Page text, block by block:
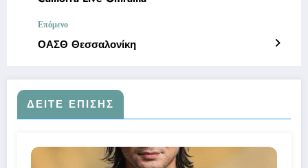
Επόμενο
ΟΑΣΘ Θεσσαλονίκη
ΔΕΊΤΕ ΕΠΊΣΗΣ